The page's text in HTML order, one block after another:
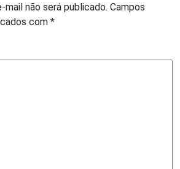
não será publicado. Campos
com *